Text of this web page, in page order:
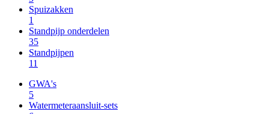
Spuizakken
1
Standpijp onderdelen
35
Standpijpen
11
GWA's
5
Watermeteraansluit-sets